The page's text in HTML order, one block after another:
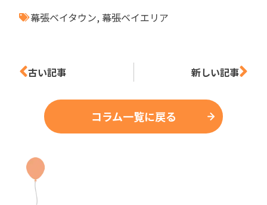
幕張ベイタウン, 幕張ベイエリア
古い記事 新しい記事
コラム一覧に戻る